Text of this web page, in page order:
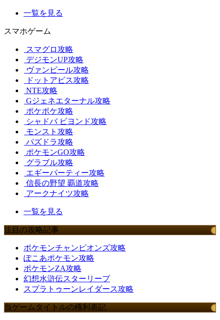
一覧を見る
スマホゲーム
スマグロ攻略
デジモンUP攻略
ヴァンピール攻略
ドットアビス攻略
NTE攻略
Gジェネエターナル攻略
ポケポケ攻略
シャドバ ビヨンド攻略
モンスト攻略
パズドラ攻略
ポケモンGO攻略
グラブル攻略
エギーパーティー攻略
信長の野望 覇道攻略
アークナイツ攻略
一覧を見る
注目の攻略記事
ポケモンチャンピオンズ攻略
ぽこあポケモン攻略
ポケモンZA攻略
幻想水滸伝スターリープ
スプラトゥーンレイダース攻略
当ゲームタイトルの権利表記